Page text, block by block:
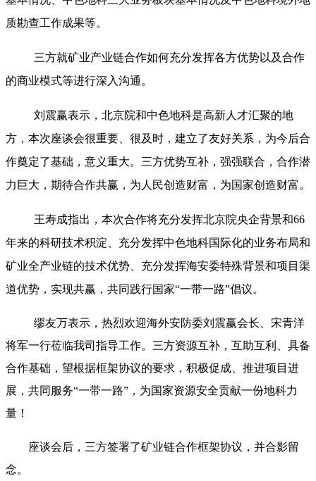
质勘查工作成果等。
三方就矿业产业链合作如何充分发挥各方优势以及合作
的商业模式等进行深入沟通。
刘震赢表示，北京院和中色地科是高新人才汇聚的地
方，本次座谈会很重要、很及时，建立了友好关系，为今后合
作奠定了基础，意义重大。三方优势互补，强强联合，合作潜
力巨大，期待合作共赢，为人民创造财富，为国家创造财富。
王寿成指出，本次合作将充分发挥北京院央企背景和66
年来的科研技术积淀、充分发挥中色地科国际化的业务布局和
矿业全产业链的技术优势、充分发挥海安委特殊背景和项目渠
道优势，实现共赢，共同践行国家“一带一路”倡议。
缪友万表示，热烈欢迎海外安防委刘震赢会长、宋青洋
将军一行莅临我司指导工作。三方资源互补，互助互利、具备
合作基础，望根据框架协议的要求，积极促成、推进项目进
展，共同服务“一带一路”，为国家资源安全贡献一份地科力
量！
座谈会后，三方签署了矿业链合作框架协议，并合影留
念。